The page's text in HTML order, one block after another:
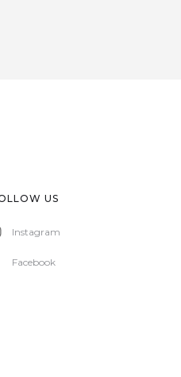
US
Instagram
Facebook